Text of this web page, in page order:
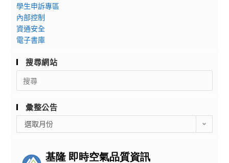
學生申訴專區
內部控制
資通安全
電子書庫
搜尋網站
Search
for:
彙整公告
整
選取月份